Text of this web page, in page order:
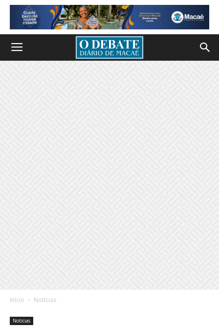
Início Notícias
Notícias